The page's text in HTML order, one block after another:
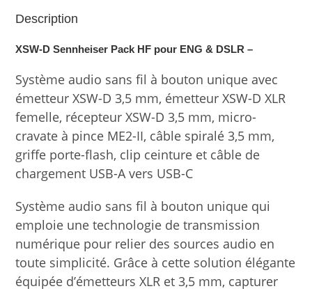
Description
XSW-D Sennheiser Pack HF pour ENG & DSLR –
Système audio sans fil à bouton unique avec
émetteur XSW-D 3,5 mm, émetteur XSW-D XLR
femelle, récepteur XSW-D 3,5 mm, micro-
cravate à pince ME2-II, câble spiralé 3,5 mm,
griffe porte-flash, clip ceinture et câble de
chargement USB-A vers USB-C
Système audio sans fil à bouton unique qui
emploie une technologie de transmission
numérique pour relier des sources audio en
toute simplicité. Grâce à cette solution élégante
équipée d’émetteurs XLR et 3,5 mm, capturer